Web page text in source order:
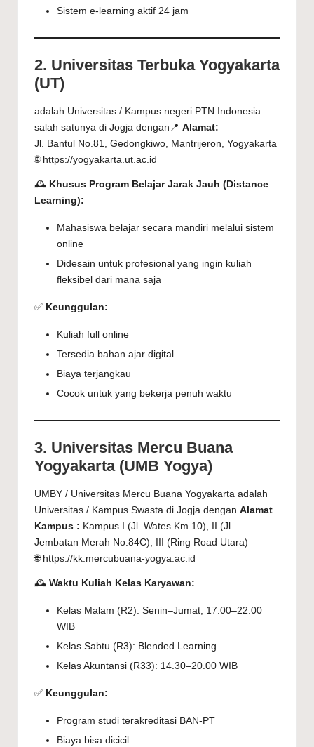
Sistem e-learning aktif 24 jam
2. Universitas Terbuka Yogyakarta
(UT)
adalah Universitas / Kampus negeri PTN Indonesia
salah satunya di Jogja dengan📍 Alamat:
Jl. Bantul No.81, Gedongkiwo, Mantrijeron, Yogyakarta
🌐 https://yogyakarta.ut.ac.id
🕰️ Khusus Program Belajar Jarak Jauh (Distance
Learning):
Mahasiswa belajar secara mandiri melalui sistem
online
Didesain untuk profesional yang ingin kuliah
fleksibel dari mana saja
✅ Keunggulan:
Kuliah full online
Tersedia bahan ajar digital
Biaya terjangkau
Cocok untuk yang bekerja penuh waktu
3. Universitas Mercu Buana
Yogyakarta (UMB Yogya)
UMBY / Universitas Mercu Buana Yogyakarta adalah
Universitas / Kampus Swasta di Jogja dengan Alamat
Kampus : Kampus I (Jl. Wates Km.10), II (Jl.
Jembatan Merah No.84C), III (Ring Road Utara)
🌐 https://kk.mercubuana-yogya.ac.id
🕰️ Waktu Kuliah Kelas Karyawan:
Kelas Malam (R2): Senin–Jumat, 17.00–22.00
WIB
Kelas Sabtu (R3): Blended Learning
Kelas Akuntansi (R33): 14.30–20.00 WIB
✅ Keunggulan:
Program studi terakreditasi BAN-PT
Biaya bisa dicicil